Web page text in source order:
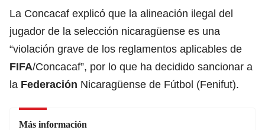
La Concacaf explicó que la alineación ilegal del
jugador de la selección nicaragüense es una
“violación grave de los reglamentos aplicables de
FIFA/Concacaf”, por lo que ha decidido sancionar a
la Federación Nicaragüense de Fútbol (Fenifut).
Más información